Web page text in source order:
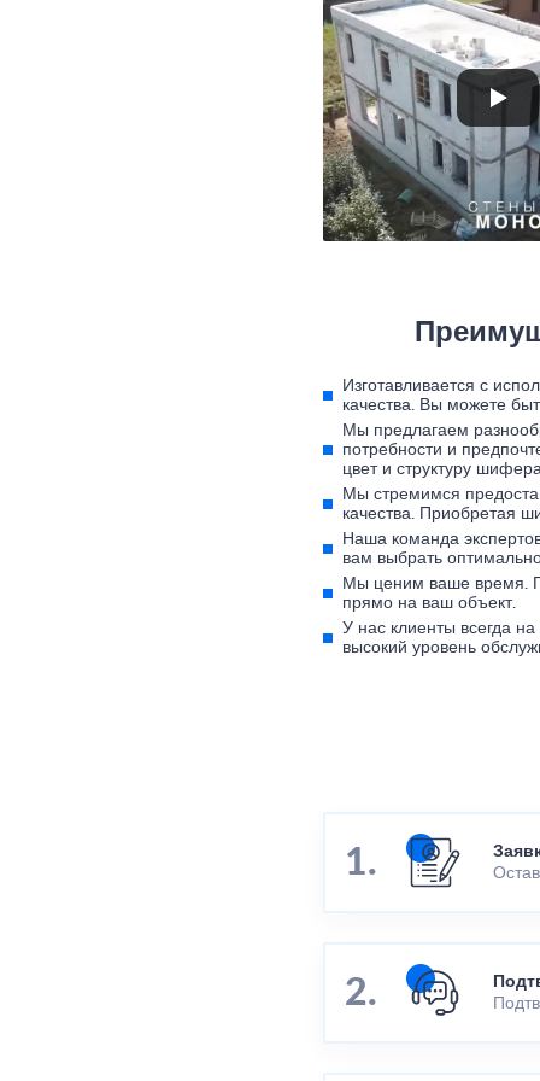
Изготавливается с
качества. Вы можете
Мы предлагаем
потребности и
цвет и структуру
Мы стремимся
качества. Приобретая
Наша команда
вам выбрать
Мы ценим ваше время.
прямо на ваш объект.
У нас клиенты всегда
высокий уровень